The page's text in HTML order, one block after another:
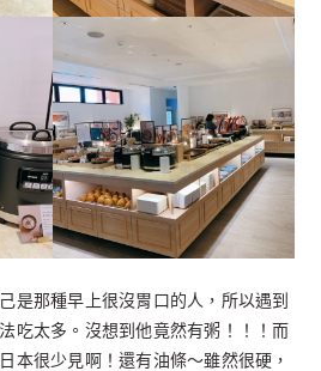
是那種早上很沒胃口的人，所以遇到
吃太多。沒想到他竟然有粥！！！而
本很少見啊！還有油條～雖然很硬，